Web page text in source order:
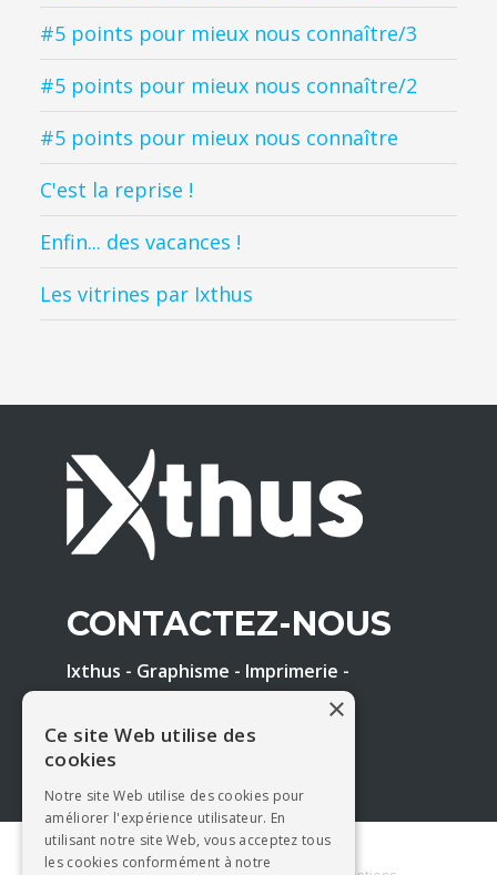
#5 points pour mieux nous connaître/3
#5 points pour mieux nous connaître/2
#5 points pour mieux nous connaître
C'est la reprise !
Enfin... des vacances !
Les vitrines par Ixthus
CONTACTEZ-NOUS
Ixthus - Graphisme - Imprimerie -
Enseigne
Tél. : 05 65 61 17 41
E-mail : contact@ixthus.fr
×
Ce site Web utilise des
cookies
Notre site Web utilise des cookies pour
améliorer l'expérience utilisateur. En
utilisant notre site Web, vous acceptez tous
les cookies conformément à notre